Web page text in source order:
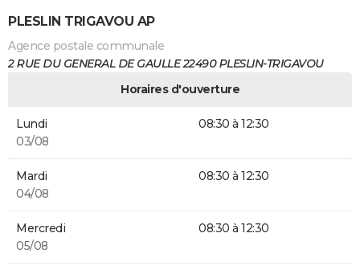
PLESLIN TRIGAVOU AP
Agence postale communale
2 RUE DU GENERAL DE GAULLE 22490 PLESLIN-TRIGAVOU
Horaires d'ouverture
Lundi
03/08
08:30 à 12:30
Mardi
04/08
08:30 à 12:30
Mercredi
05/08
08:30 à 12:30